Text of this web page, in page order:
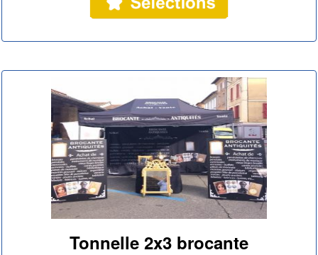
Tonnelle 2x3 brocante